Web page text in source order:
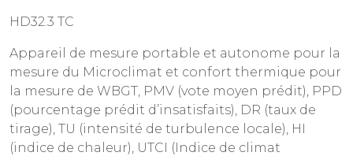
HD32.3 TC
Appareil de mesure portable et autonome pour la
mesure du Microclimat et confort thermique pour
la mesure de WBGT, PMV (vote moyen prédit), PPD
(pourcentage prédit d’insatisfaits), DR (taux de
tirage), TU (intensité de turbulence locale), HI
(indice de chaleur), UTCI (Indice de climat